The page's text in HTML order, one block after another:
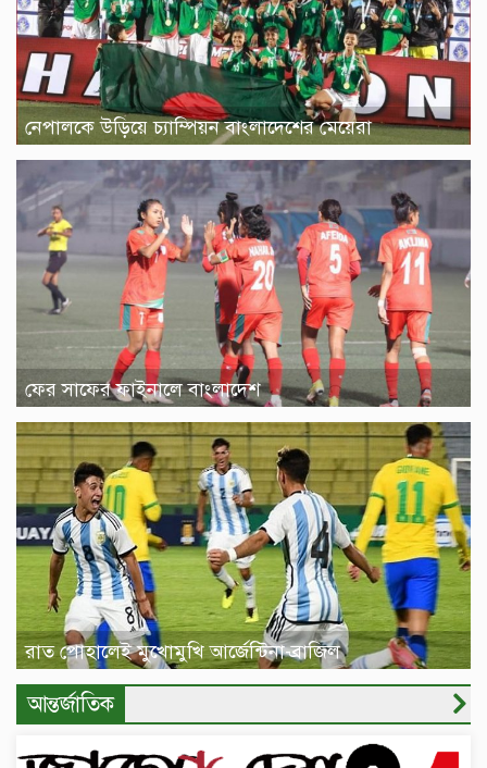
নেপালকে উড়িয়ে চ্যাম্পিয়ন বাংলাদেশের মেয়েরা
ফের সাফের ফাইনালে বাংলাদেশ
রাত পোহালেই মুখোমুখি আর্জেন্টিনা-ব্রাজিল
আন্তর্জাতিক